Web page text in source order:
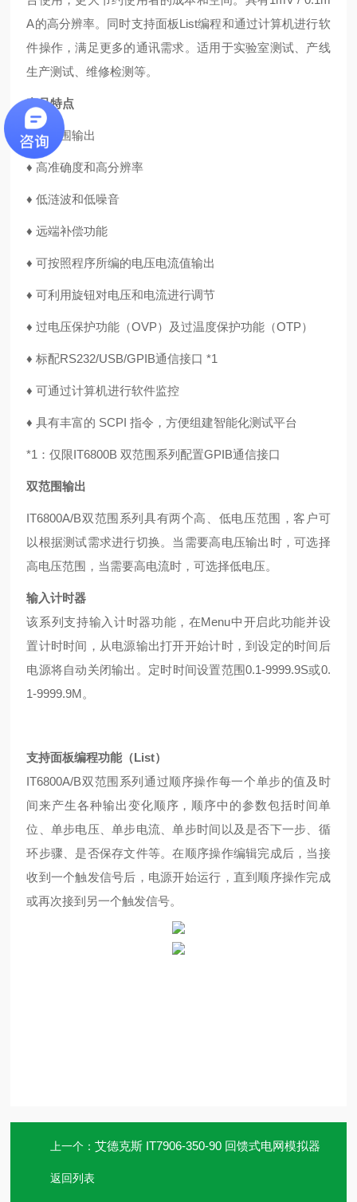
A的高分辨率。同时支持面板List编程和通过计算机进行软
件操作，满足更多的通讯需求。适用于实验室测试、产线
生产测试、维修检测等。
产品特点
♦双范围输出
♦高准确度和高分辨率
♦低涟波和低噪音
♦远端补偿功能
♦可按照程序所编的电压电流值输出
♦可利用旋钮对电压和电流进行调节
♦过电压保护功能（OVP）及过温度保护功能（OTP）
♦标配RS232/USB/GPIB通信接口*1
♦可通过计算机进行软件监控
♦具有丰富的 SCPI 指令，方便组建智能化测试平台
*1：仅限IT6800B 双范围系列配置GPIB通信接口
双范围输出
IT6800A/B双范围系列具有两个高、低电压范围，客户可
以根据测试需求进行切换。当需要高电压输出时，可选择
高电压范围，当需要高电流时，可选择低电压。
输入计时器
该系列支持输入计时器功能，在Menu中开启此功能并设
置计时时间，从电源输出打开开始计时，到设定的时间后
电源将自动关闭输出。定时时间设置范围0.1-9999.9S或0.
1-9999.9M。
支持面板编程功能（List）
IT6800A/B双范围系列通过顺序操作每一个单步的值及时
间来产生各种输出变化顺序，顺序中的参数包括时间单
位、单步电压、单步电流、单步时间以及是否下一步、循
环步骤、是否保存文件等。在顺序操作编辑完成后，当接
收到一个触发信号后，电源开始运行，直到顺序操作完成
或再次接到另一个触发信号。
上一个：艾德克斯 IT7906-350-90 回馈式电网模拟器
返回列表